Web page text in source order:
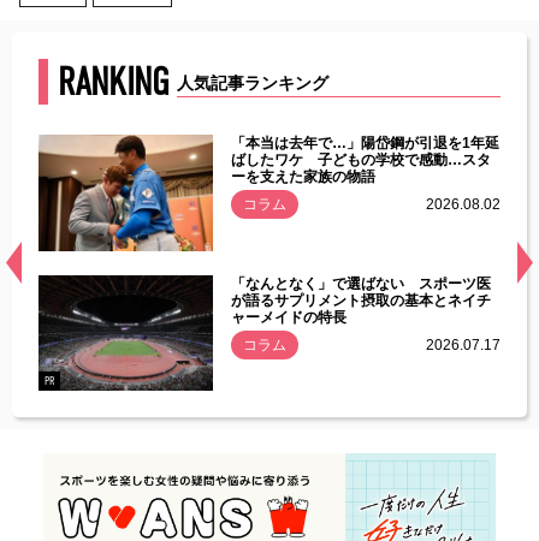
RANKING 人気記事ランキング
常
「本当は去年で…」陽岱鋼が引退を1年延
ばしたワケ 子どもの学校で感動…スタ
ーを支えた家族の物語
コラム
2026.08.02
PR
「なんとなく」で選ばない スポーツ医
が語るサプリメント摂取の基本とネイチ
ャーメイドの特長
コラム
2026.07.17